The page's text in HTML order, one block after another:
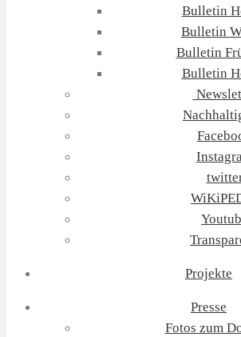
Bulletin
Bulletin
Bulletin
Bulletin
Projekte
Presse
Fotos zum